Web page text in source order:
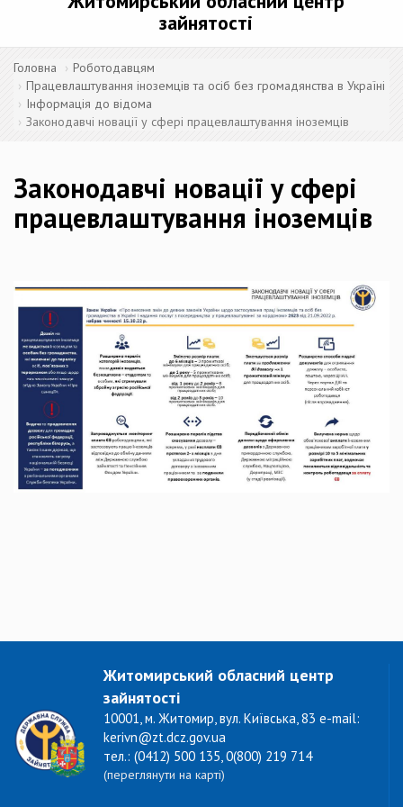
зайнятості
Головна
Роботодавцям
Працевлаштування іноземців та осіб без громадянства в Україні
Інформація до відома
Законодавчі новації у сфері працевлаштування іноземців
Законодавчі новації у сфері
працевлаштування іноземців
Житомирський обласний центр
зайнятості
10001, м. Житомир, вул. Київська, 83 e-mail:
kerivn@zt.dcz.gov.ua
тел.: (0412) 500 135, 0(800) 219 714
(переглянути на карті)